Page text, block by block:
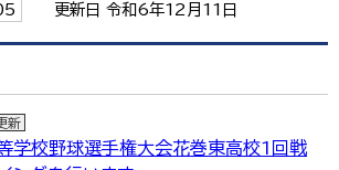
更新日 令和6年12月11日
新
学校野球選手権大会花巻東高校1回戦